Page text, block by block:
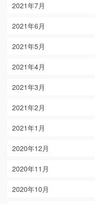
2021年7月
2021年6月
2021年5月
2021年4月
2021年3月
2021年2月
2021年1月
2020年12月
2020年11月
2020年10月